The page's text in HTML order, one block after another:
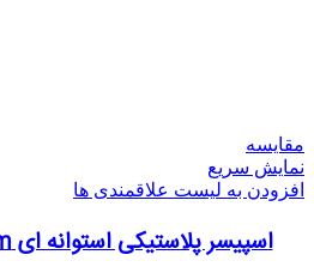
مقایسه
نمایش سریع
افزودن به لیست علاقمندی ها
اسپیسر پلاستیکی استوانه ای 7mm سوراخ 4.2mm